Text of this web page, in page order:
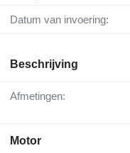
Datum van invoering:
Beschrijving
Afmetingen:
Motor